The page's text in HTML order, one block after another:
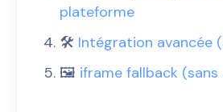
plateforme
🛠️ Intégration avancée
🖼️ iframe fallback (sans